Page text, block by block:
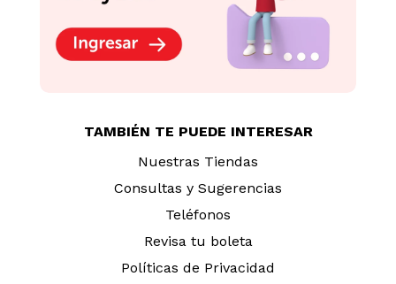
TAMBIÉN TE PUEDE INTERESAR
Nuestras Tiendas
Consultas y Sugerencias
Teléfonos
Revisa tu boleta
Políticas de Privacidad